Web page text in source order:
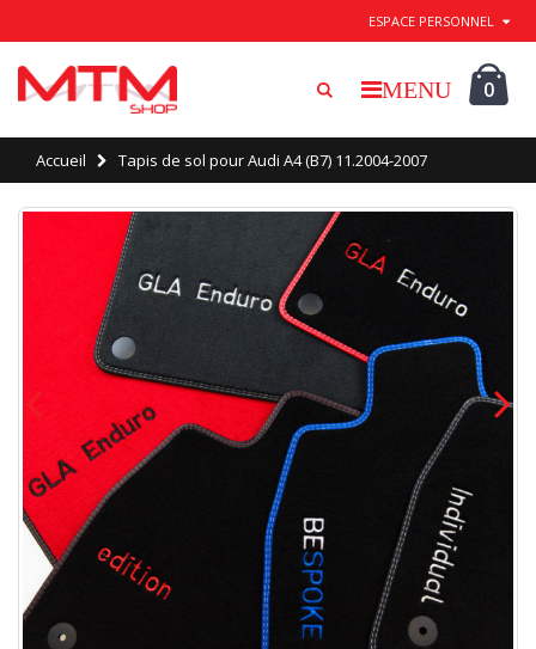
ESPACE PERSONNEL
0
Accueil Tapis de sol pour Audi A4 (B7) 11.2004-2007